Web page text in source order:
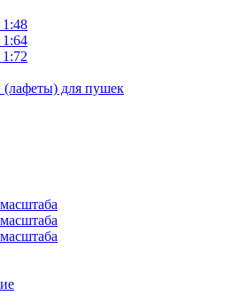
(лафеты) для пушек